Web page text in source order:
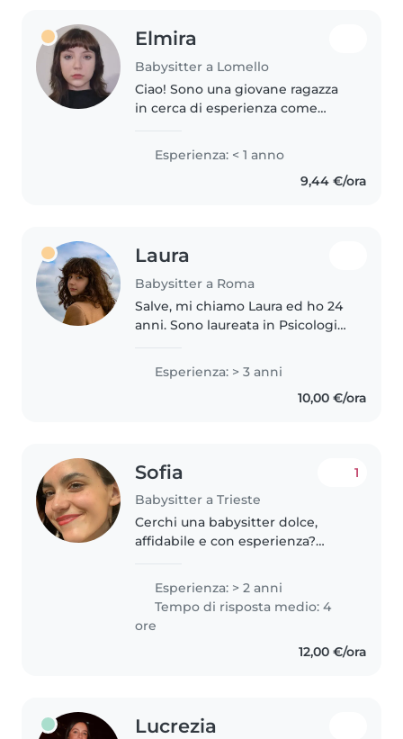
Elmira
Babysitter a Lomello
Ciao! Sono una giovane ragazza
in cerca di esperienza come
liceo linguistico e parlo inglese,
italiano e russo. Mi piace molto
Esperienza: < 1 anno
9,44 €/ora
Laura
Babysitter a Roma
Salve, mi chiamo Laura ed ho 24
anni. Sono laureata in Psicologia
Sapienza. Ormai sono più di tre
anni che lavoro con diverse..
Esperienza: > 3 anni
10,00 €/ora
Sofia
Babysitter a Trieste
1
Cerchi una babysitter dolce,
affidabile e con esperienza?
una studentessa di Igiene
dentale, solare e responsabile,
con una grande passione per i
Esperienza: > 2 anni
Tempo di risposta medio: 4
ore
12,00 €/ora
Lucrezia